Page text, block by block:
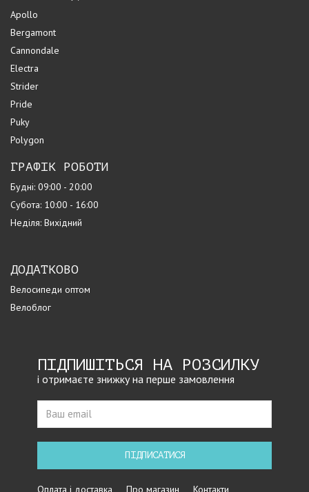
Apollo
Bergamont
Cannondale
Electra
Strider
Pride
Puky
Polygon
ГРАФІК РОБОТИ
Будні: 09:00 - 20:00
Субота: 10:00 - 16:00
Неділя: Вихідний
ДОДАТКОВО
Велосипеди оптом
Велоблог
ПІДПИШІТЬСЯ НА РОЗСИЛКУ
і отримаєте знижку на перше замовлення
ПІДПИСАТИСЯ
Оплата і доставка Про магазин Контакти